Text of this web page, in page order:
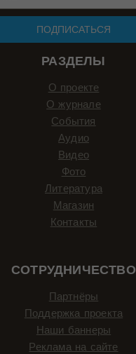
РАЗДЕЛЫ
О проекте
О журнале
События
Аудио
Видео
Фото
Литература
Магазин
Контакты
СОТРУДНИЧЕСТВО
Партнёры
Поддержка проекта
Наши баннеры
Реклама на сайте
ПОДПИСАТЬСЯ